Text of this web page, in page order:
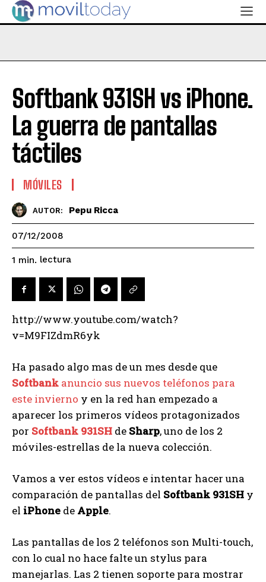
Softbank 931SH vs iPhone.
La guerra de pantallas
táctiles
MÓVILES
AUTOR: Pepu Ricca
07/12/2008
1 min. lectura
http://www.youtube.com/watch?
v=M9FIZdmR6yk
Ha pasado algo mas de un mes desde que
Softbank anuncio sus nuevos teléfonos para
este invierno y en la red han empezado a
aparecer los primeros vídeos protagonizados
por Softbank 931SH de Sharp, uno de los 2
móviles-estrellas de la nueva colección.
Vamos a ver estos vídeos e intentar hacer una
comparación de pantallas del Softbank 931SH y
el iPhone de Apple.
Las pantallas de los 2 teléfonos son Multi-touch,
con lo cual no hace falte un stylus para
manejarlas. Las 2 tienen soporte para mostrar